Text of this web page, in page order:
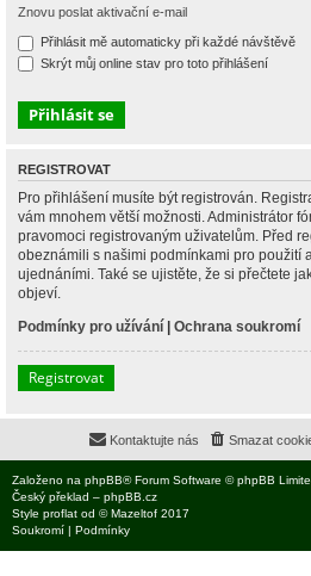
Znovu poslat aktivační e-mail
Přihlásit mě automaticky při každé návštěvě
Skrýt můj online stav pro toto přihlášení
REGISTROVAT
Pro přihlášení musíte být registrován.
vám mnohem větší možnosti. Administrátor
pravomoci registrovaným uživatelům. Před
obeznámili s našimi podmínkami pro použití
ujednáními. Také se ujistěte, že si přečtete
objeví.
Podmínky pro užívání | Ochrana soukromí
Registrovat
Smazat
Kontaktujte nás
Založeno na phpBB® Forum Software © phpBB
Český překlad – phpBB.cz
Style proflat od ©Mazeltof 2017
Soukromí | Podmínky